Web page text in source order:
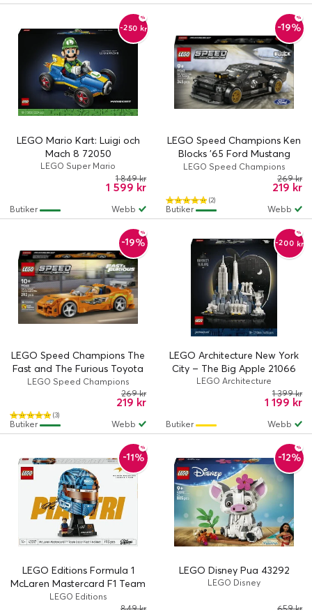
-250 kr
LEGO Mario Kart: Luigi och
Mach 8 72050
LEGO Super Mario
1 599 kr
1 849 kr
Webb
Butiker
-19%
LEGO Speed Champions Ken
Blocks '65 Ford Mustang
Hoonicorn V1 77262
LEGO Speed Champions
(2)
219 kr
269 kr
Webb
Butiker
-19%
LEGO Speed Champions The
Fast and The Furious Toyota
Supra MK4 77260
LEGO Speed Champions
(3)
219 kr
269 kr
Webb
Butiker
-200 kr
LEGO Architecture New York
City – The Big Apple 21066
LEGO Architecture
1 199 kr
1 399 kr
Webb
Butiker
-11%
LEGO Editions Formula 1
McLaren Mastercard F1 Team
Oscar Piastri hjälm 43017
LEGO Editions
849 kr
-12%
LEGO Disney Pua 43292
LEGO Disney
659 kr